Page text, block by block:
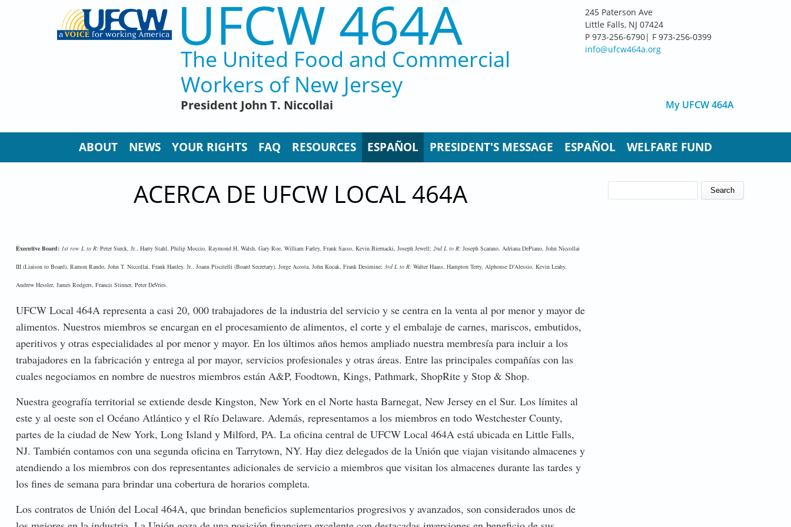
Skip to main content UFCW 464A
The United Food and Commercial
Workers of New Jersey
President John T. Niccollai
245 Paterson Ave
Little Falls, NJ 07424
P 973-256-6790| F 973-256-0399
info@ufcw464a.org
My UFCW 464A
ABOUT NEWS YOUR RIGHTS FAQ RESOURCES ESPAÑOL PRESIDENT'S MESSAGE ESPAÑOL WELFARE FUND
ACERCA DE UFCW LOCAL 464A
Executive Board: 1st row L to R:Peter Surck, Jr., Harry Stahl, Philip Moccio, Raymond H. Walsh, Gary Roe, William Farley, Frank Sasso, Kevin Biernacki, Joseph Jewell; 2nd L to R:Joseph Scarano, Adriana DePiano, John Niccollai
III (Liaison to Board), Ramon Rando, John T. Niccollai, Frank Hanley, Jr., Joann Piscitelli (Board Secretary), Jorge Acosta, John Kocak, Frank Desimine; 3rd L to R:Walter Haass, Hampton Terry, Alphonse D’Alessio, Kevin Leahy,
Andrew Hessler, James Rodgers, Francis Stinner, Peter DeVries.
UFCW Local 464A representa a casi 20, 000 trabajadores de la industria del servicio y se centra en la venta al por menor y mayor de
alimentos. Nuestros miembros se encargan en el procesamiento de alimentos, el corte y el embalaje de carnes, mariscos, embutidos,
aperitivos y otras especialidades al por menor y mayor. En los últimos años hemos ampliado nuestra membresía para incluir a los
trabajadores en la fabricación y entrega al por mayor, servicios profesionales y otras áreas. Entre las principales compañías con las
cuales negociamos en nombre de nuestros miembros están A&P, Foodtown, Kings, Pathmark, ShopRite y Stop & Shop.
Nuestra geografía territorial se extiende desde Kingston, New York en el Norte hasta Barnegat, New Jersey en el Sur. Los límites al
este y al oeste son el Océano Atlántico y el Río Delaware. Además, representamos a los miembros en todo Westchester County,
partes de la ciudad de New York, Long Island y Milford, PA. La oficina central de UFCW Local 464A está ubicada en Little Falls,
NJ. También contamos con una segunda oficina en Tarrytown, NY. Hay diez delegados de la Unión que viajan visitando almacenes y
atendiendo a los miembros con dos representantes adicionales de servicio a miembros que visitan los almacenes durante las tardes y
los fines de semana para brindar una cobertura de horarios completa.
Los contratos de Unión del Local 464A, que brindan beneficios suplementarios progresivos y avanzados, son considerados unos de